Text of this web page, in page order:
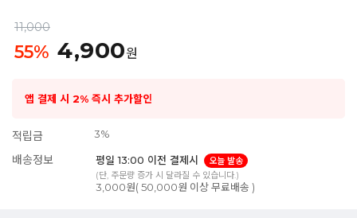
11,000
55% 4,900원
앱 결제 시 2% 즉시 추가할인
적립금 3%
배송정보 평일 13:00 이전 결제시
오늘 발송
(단, 주문량 증가 시 달라질 수 있습니다.)
3,000원( 50,000원 이상 무료배송 )